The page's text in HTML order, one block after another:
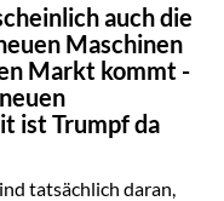
auch die
Maschinen
Markt kommt -
ist Trumpf da
tatsächlich daran,